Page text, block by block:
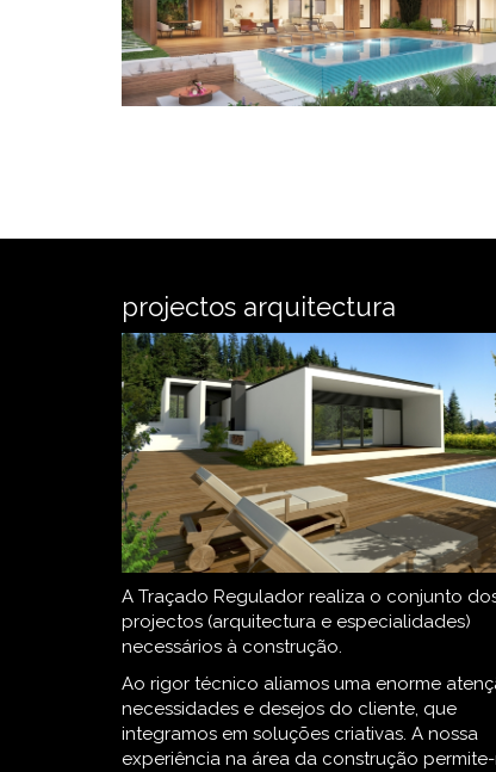
projectos arquitectura
A Traçado Regulador realiza o conjunto
projectos (arquitectura e especialidades)
necessários à construção.
Ao rigor técnico aliamos uma enorme
necessidades e desejos do cliente, que
integramos em soluções criativas. A nossa
experiência na área da construção